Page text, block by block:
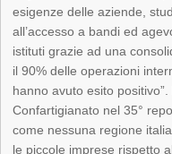
esigenze delle aziende,
all’accesso a bandi ed
istituti grazie ad una
il 90% delle operazioni
hanno avuto esito
Confartigianato nel 35°
come nessuna regione
le piccole imprese rispetto